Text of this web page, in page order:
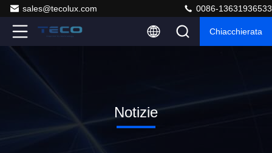
sales@tecolux.com 0086-13631936533
Chiacchierata
Notizie